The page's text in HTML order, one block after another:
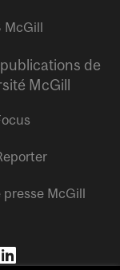
McGill
de
McGill
presse McGill